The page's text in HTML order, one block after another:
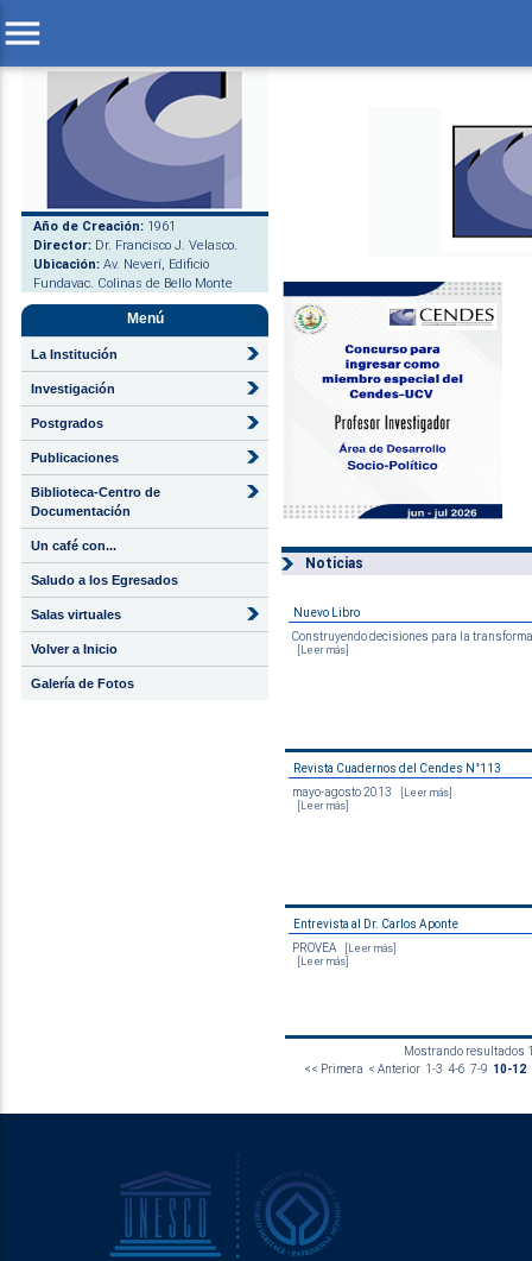
menu
Año de Creación: 1961
Director: Dr. Francisco J. Velasco.
Ubicación: Av. Neverí, Edificio
Fundavac. Colinas de Bello Monte
Menú
La Institución
Investigación
Postgrados
Publicaciones
Biblioteca-Centro de
Documentación
Un café con...
Saludo a los Egresados
Salas virtuales
Volver a Inicio
Galería de Fotos
Noticias
Nuevo Libro
Construyendo decisiones para la
[Leer más]
Revista Cuadernos del Cendes N°113
mayo-agosto 2013
[Leer más]
[Leer más]
Entrevista al Dr. Carlos Aponte
PROVEA
[Leer más]
[Leer más]
Mostrando resultados
<< Primera < Anterior 1-3 4-6 7-9 10-12